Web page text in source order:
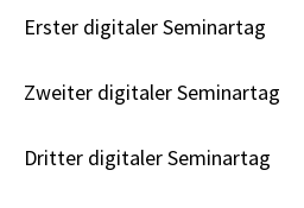
Erster digitaler Seminartag
Zweiter digitaler Seminartag
Dritter digitaler Seminartag